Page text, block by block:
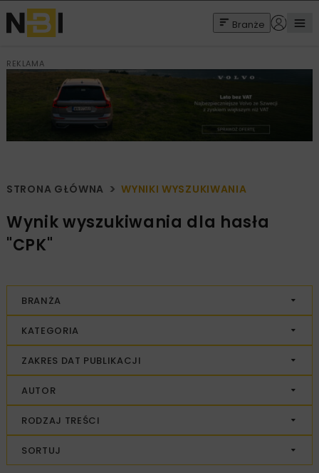
Branże
REKLAMA
STRONA GŁÓWNA WYNIKI WYSZUKIWANIA
Wynik wyszukiwania dla hasła
"CPK"
BRANŻA
KATEGORIA
ZAKRES DAT PUBLIKACJI
AUTOR
RODZAJ TREŚCI
SORTUJ